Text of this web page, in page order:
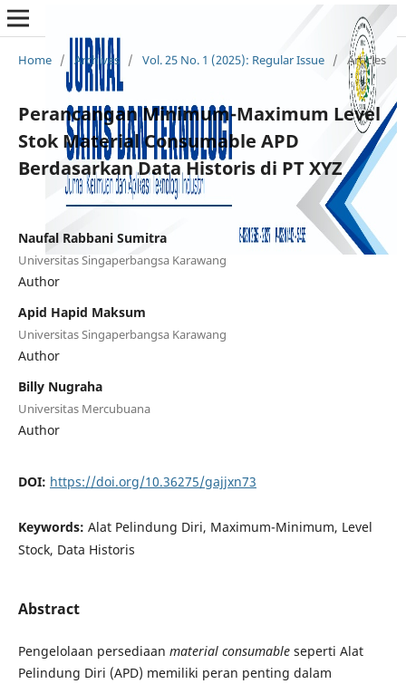
Home / Archives / Vol. 25 No. 1 (2025): Regular Issue / Articles
Perancangan Minimum-Maximum Level
Stok Material Consumable APD
Berdasarkan Data Historis di PT XYZ
Naufal Rabbani Sumitra
Universitas Singaperbangsa Karawang
Author
Apid Hapid Maksum
Universitas Singaperbangsa Karawang
Author
Billy Nugraha
Universitas Mercubuana
Author
DOI: https://doi.org/10.36275/gajjxn73
Keywords: Alat Pelindung Diri, Maximum-Minimum, Level
Stock, Data Historis
Abstract
Pengelolaan persediaan material consumableseperti Alat
Pelindung Diri (APD) memiliki peran penting dalam